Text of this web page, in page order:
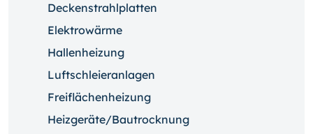
Deckenstrahlplatten
Elektrowärme
Hallenheizung
Luftschleieranlagen
Freiflächenheizung
Heizgeräte/Bautrocknung